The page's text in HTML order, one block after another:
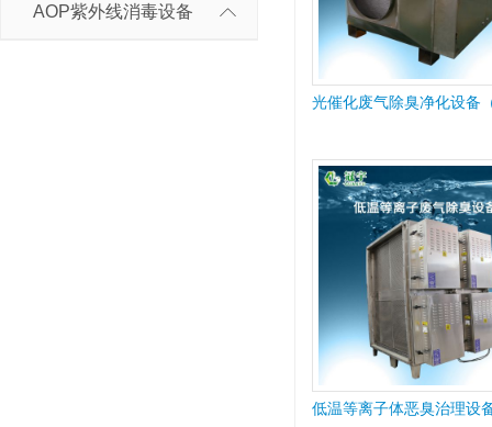
AOP紫外线消毒设备
光催化废气除臭净化设备
低温等离子体恶臭治理设